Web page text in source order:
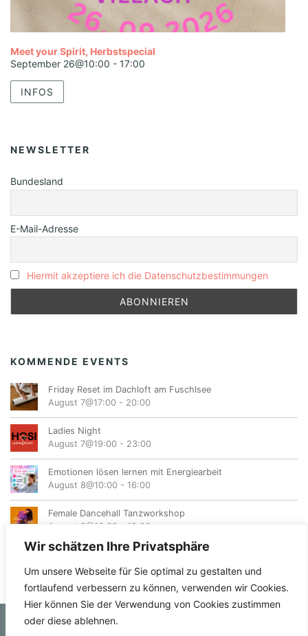
Wir schätzen Ihre Privatsphäre
Um unsere Webseite für Sie optimal zu gestalten und
fortlaufend verbessern zu können, verwenden wir Cookies.
Hier können Sie der Verwendung von Cookies zustimmen
oder diese ablehnen.
Meet your Spirit, Herbstspecial
September 26@10:00 - 17:00
INFOS
NEWSLETTER
Bundesland
E-Mail-Adresse
Hiermit akzeptiere ich die Datenschutzbestimmungen
KOMMENDE EVENTS
Friday Reset im Dachloft am Fuschlsee
August 7@17:00 - 20:00
Ladies Night
August 7@19:00 - 23:00
Emotionen lösen lernen mit Energiearbeit
August 8@10:00 - 16:00
Female Dancehall Tanzworkshop
August 8@10:30
12:00